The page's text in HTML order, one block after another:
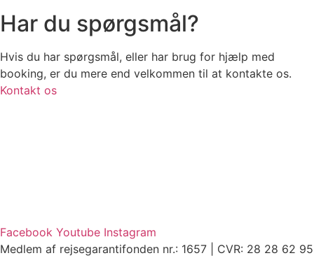
Har du spørgsmål?
Hvis du har spørgsmål, eller har brug for hjælp med
booking, er du mere end velkommen til at kontakte os.
Kontakt os
Facebook Youtube Instagram
Medlem af rejsegarantifonden nr.: 1657 | CVR: 28 28 62 95